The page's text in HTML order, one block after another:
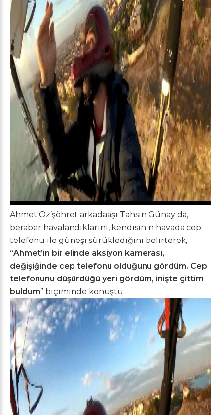
Ahmet Öz’şöhret arkadaaşı Tahsin Günay da,
beraber havalandıklarını, kendisinin havada cep
telefonu ile güneşi sürüklediğini belirterek,
“Ahmet’in bir elinde aksiyon kamerası,
değişiğinde cep telefonu olduğunu gördüm. Cep
telefonunu düşürdüğü yeri gördüm, inişte gittim
buldum” biçiminde konuştu.